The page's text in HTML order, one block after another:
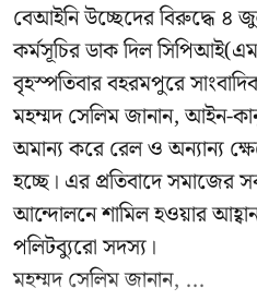
বেআইনি উচ্ছেদের বিরুদ্ধে ৪
কর্মসূচির ডাক দিল
বৃহস্পতিবার বহরমপুরে
মহম্মদ সেলিম জানান, আইন-
অমান্য করে রেল ও অন্যান্য
হচ্ছে। এর প্রতিবাদে সমাজের
আন্দোলনে শামিল হওয়ার
পলিটব্যুরো সদস্য।
মহম্মদ সেলিম জানান, ...